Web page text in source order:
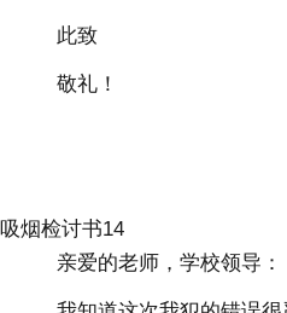
此致
敬礼！
吸烟检讨书14
亲爱的老师，学校领导：